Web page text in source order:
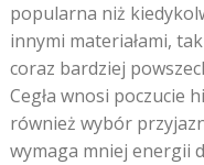
popularna niż
innymi materiałami,
coraz bardziej
Cegła wnosi poczucie
również wybór
wymaga mniej energii